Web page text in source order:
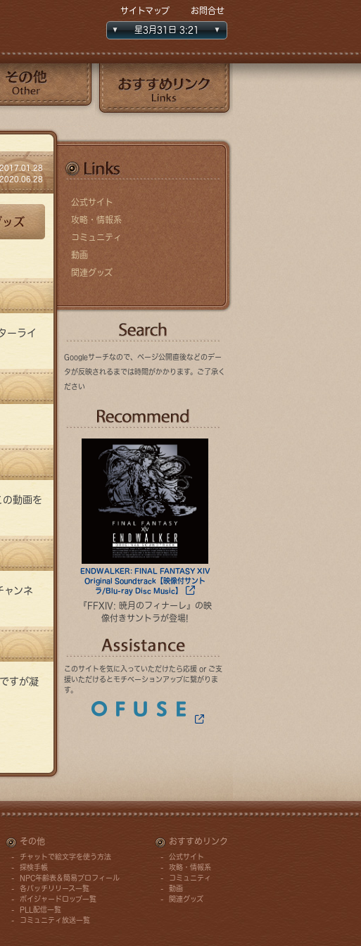
星3月31日 3:21
サイトマップ お問合せ
2017.01.28
2020.06.28
ズ
ーライ
の動画を
ャンネ
すが凝
公式サイト
攻略・情報系
コミュニティ
動画
関連グッズ
Googleサーチなので、ページ公開直後などのデー
タが反映されるまでは時間がかかります。ご了承く
ださい
ENDWALKER: FINAL FANTASY XIV
Original Soundtrack【映像付サント
ラ/Blu-ray Disc Music】
『FFXIV: 暁月のフィナーレ』の映
像付きサントラが登場!
このサイトを気に入っていただけたら応援 or ご支
援いただけるとモチベーションアップに繋がりま
す。
その他
チャットで絵文字を使う方法
探検手帳
NPC年齢表＆簡易プロフィール
各パッチリリース一覧
ボイジャードロップ一覧
PLL配信一覧
コミュニティ放送一覧
おすすめリンク
公式サイト
攻略・情報系
コミュニティ
動画
関連グッズ